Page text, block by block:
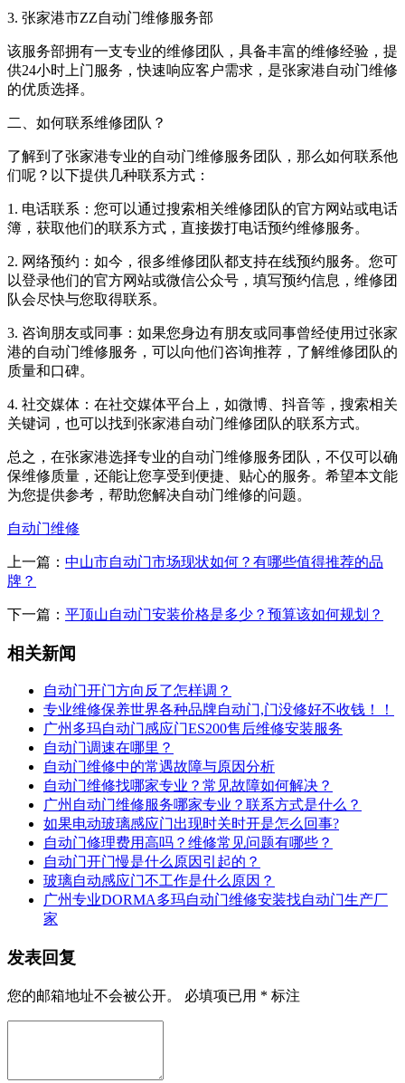
3. 张家港市ZZ自动门维修服务部
该服务部拥有一支专业的维修团队，具备丰富的维修经验，提
供24小时上门服务，快速响应客户需求，是张家港自动门维修
的优质选择。
二、如何联系维修团队？
了解到了张家港专业的自动门维修服务团队，那么如何联系他
们呢？以下提供几种联系方式：
1. 电话联系：您可以通过搜索相关维修团队的官方网站或电话
簿，获取他们的联系方式，直接拨打电话预约维修服务。
2. 网络预约：如今，很多维修团队都支持在线预约服务。您可
以登录他们的官方网站或微信公众号，填写预约信息，维修团
队会尽快与您取得联系。
3. 咨询朋友或同事：如果您身边有朋友或同事曾经使用过张家
港的自动门维修服务，可以向他们咨询推荐，了解维修团队的
质量和口碑。
4. 社交媒体：在社交媒体平台上，如微博、抖音等，搜索相关
关键词，也可以找到张家港自动门维修团队的联系方式。
总之，在张家港选择专业的自动门维修服务团队，不仅可以确
保维修质量，还能让您享受到便捷、贴心的服务。希望本文能
为您提供参考，帮助您解决自动门维修的问题。
自动门维修
上一篇： 中山市自动门市场现状如何？有哪些值得推荐的品
牌？
下一篇： 平顶山自动门安装价格是多少？预算该如何规划？
相关新闻
自动门开门方向反了怎样调？
专业维修保养世界各种品牌自动门,门没修好不收钱！！
广州多玛自动门感应门ES200售后维修安装服务
自动门调速在哪里？
自动门维修中的常遇故障与原因分析
自动门维修找哪家专业？常见故障如何解决？
广州自动门维修服务哪家专业？联系方式是什么？
如果电动玻璃感应门出现时关时开是怎么回事?
自动门修理费用高吗？维修常见问题有哪些？
自动门开门慢是什么原因引起的？
玻璃自动感应门不工作是什么原因？
广州专业DORMA多玛自动门维修安装找自动门生产厂
家
发表回复
您的邮箱地址不会被公开。 必填项已用 * 标注